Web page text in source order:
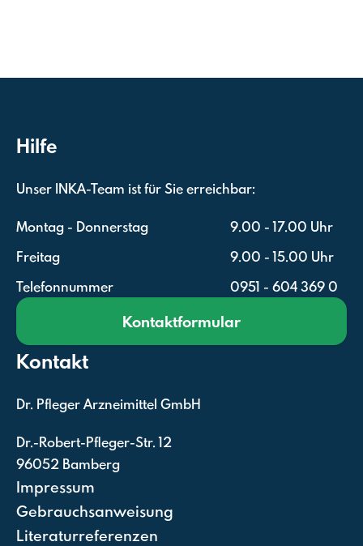
Hilfe
Unser INKA-Team ist für Sie erreichbar:
Montag - Donnerstag
9.00 - 17.00 Uhr
Freitag
9.00 - 15.00 Uhr
Telefonnummer
0951 - 604 369 0
Kontaktformular
Kontakt
Dr. Pfleger Arzneimittel GmbH
Dr.-Robert-Pfleger-Str. 12
96052 Bamberg
Impressum
Gebrauchsanweisung
Literaturreferenzen